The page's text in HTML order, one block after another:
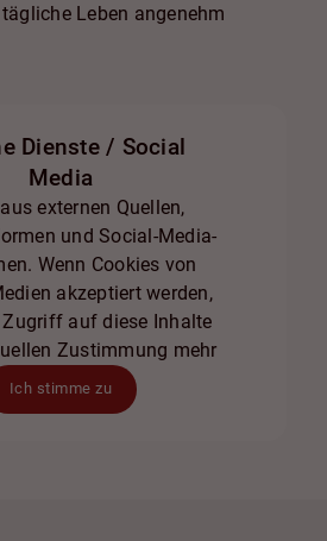
Leben angenehm
Dienste / Social
Media
externen Quellen,
und Social-Media-
Wenn Cookies von
akzeptiert werden,
Zugriff auf diese Inhalte
Zustimmung mehr
Ich stimme zu